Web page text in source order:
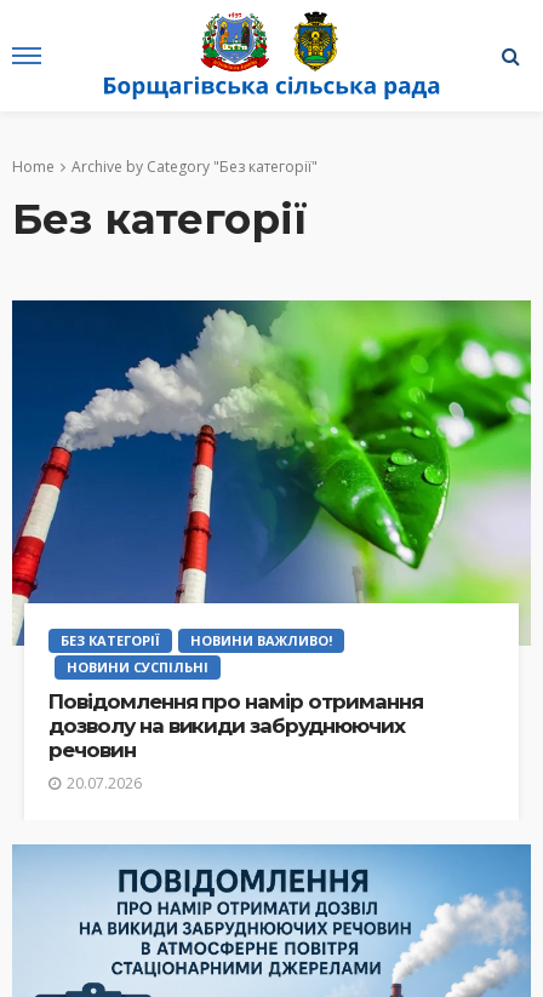
Home Archive by Category "Без категорії"
Без категорії
БЕЗ КАТЕГОРІЇ
НОВИНИ ВАЖЛИВО!
НОВИНИ СУСПІЛЬНІ
Повідомлення про намір отримання
дозволу на викиди забруднюючих
речовин
20.07.2026